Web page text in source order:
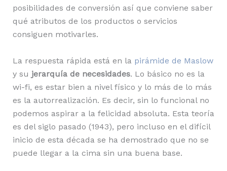
posibilidades de conversión así que conviene saber
qué atributos de los productos o servicios
consiguen motivarles.
La respuesta rápida está en la pirámide de Maslow
y su jerarquía de necesidades. Lo básico no es la
wi-fi, es estar bien a nivel físico y lo más de lo más
es la autorrealización. Es decir, sin lo funcional no
podemos aspirar a la felicidad absoluta. Esta teoría
es del siglo pasado (1943), pero incluso en el difícil
inicio de esta década se ha demostrado que no se
puede llegar a la cima sin una buena base.